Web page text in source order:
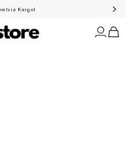
Kargo!